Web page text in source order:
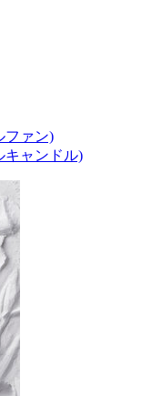
ファン)
キャンドル)